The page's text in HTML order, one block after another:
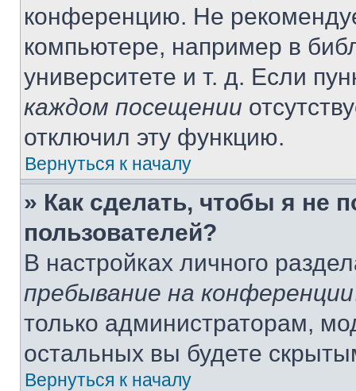
конференцию. Не
компьютере, например в
университете и т. д. Если
каждом посещении
отключил эту функцию.
Вернуться к началу
» Как сделать, чтобы я не
пользователей?
В настройках личного
пребывание на конференции
только администраторам,
остальных вы будете
Вернуться к началу